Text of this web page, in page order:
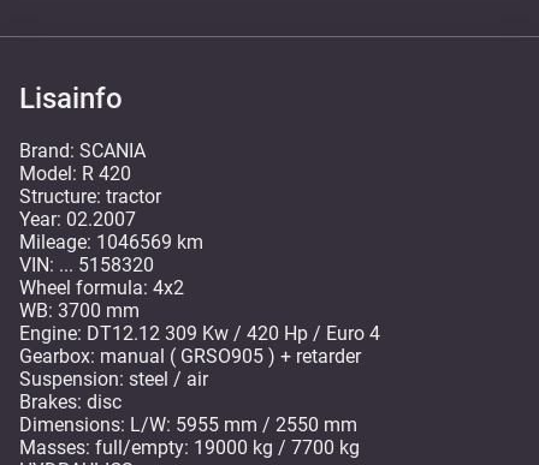
Lisainfo
Brand: SCANIA
Model: R 420
Structure: tractor
Year: 02.2007
Mileage: 1046569 km
VIN: ... 5158320
Wheel formula: 4x2
WB: 3700 mm
Engine: DT12.12 309 Kw / 420 Hp / Euro 4
Gearbox: manual ( GRSO905 ) + retarder
Suspension: steel / air
Brakes: disc
Dimensions: L/W: 5955 mm / 2550 mm
Masses: full/empty: 19000 kg / 7700 kg